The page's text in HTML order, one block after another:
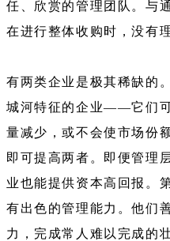
任、欣赏的管理团队。与
在进行整体收购时，没有
有两类企业是极其稀缺的
城河特征的企业——它们
量减少，或不会使市场份
即可提高两者。即便管理
业也能提供资本高回报。
有出色的管理能力。他们
力，完成常人难以完成的